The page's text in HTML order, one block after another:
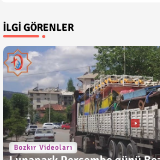
İLGI GÖRENLER
Bozkır Videoları